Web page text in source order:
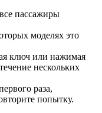
пассажиры
моделях это
ключ или нажимая
нескольких
раза,
попытку.